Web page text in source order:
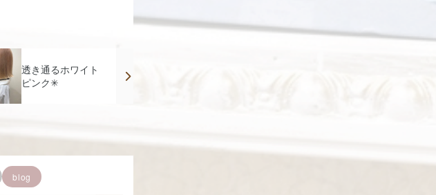
透き通るホワイト
ピンク✳︎
blog